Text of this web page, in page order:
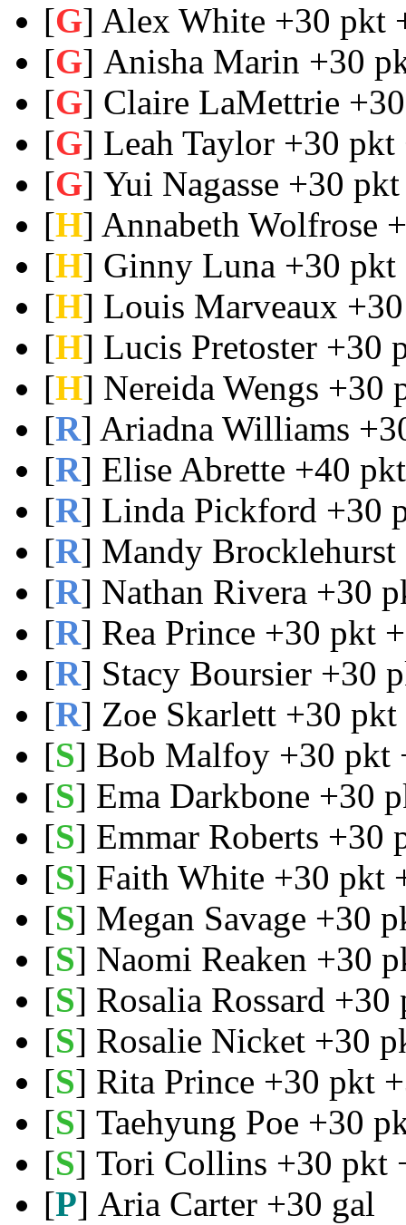
[G] Alex White +30 pkt
[G] Anisha Marin +30
[G] Claire LaMettrie
[G] Leah Taylor +30 pkt
[G] Yui Nagasse +30
[H] Annabeth Wolfrose
[H] Ginny Luna +30 pkt
[H] Louis Marveaux
[H] Lucis Pretoster +30
[H] Nereida Wengs +30
[R] Ariadna Williams
[R] Elise Abrette +40
[R] Linda Pickford +30
[R] Mandy
[R] Nathan Rivera +30
[R] Rea Prince +30 pkt
[R] Stacy Boursier +30
[R] Zoe Skarlett +30 pkt
[S] Bob Malfoy +30 pkt
[S] Ema Darkbone +30
[S] Emmar Roberts +30
[S] Faith White +30 pkt
[S] Megan Savage +30
[S] Naomi Reaken +30
[S] Rosalia Rossard
[S] Rosalie Nicket +30
[S] Rita Prince +30 pkt
[S] Taehyung Poe +30
[S] Tori Collins +30 pkt
[P] Aria Carter +30 gal